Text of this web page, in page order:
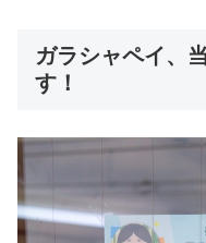
ガラシャペイ、
す！